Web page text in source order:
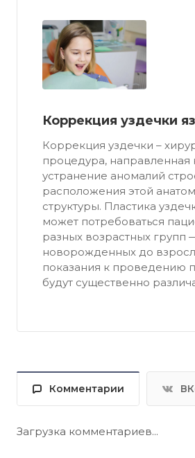
Коррекция уздечки
Коррекция уздечки –
процедура, направленная
устранение аномалий
расположения этой
структуры. Пластика
может потребоваться
разных возрастных групп
новорожденных до
показания к проведению
будут существенно
Комментарии
Загрузка комментариев...